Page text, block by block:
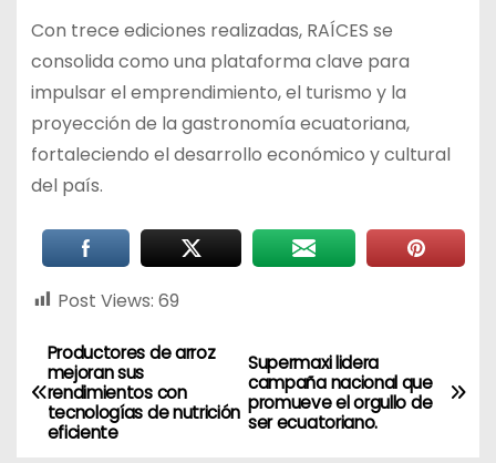
Con trece ediciones realizadas, RAÍCES se
consolida como una plataforma clave para
impulsar el emprendimiento, el turismo y la
proyección de la gastronomía ecuatoriana,
fortaleciendo el desarrollo económico y cultural
del país.
Post Views: 69
Supermaxi lidera
campaña nacional que
promueve el orgullo de
ser ecuatoriano.
Productores de arroz
mejoran sus
rendimientos con
tecnologías de nutrición
eficiente